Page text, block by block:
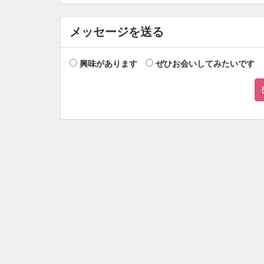
メッセージを送る
興味があります ぜひお会いしてみたいです